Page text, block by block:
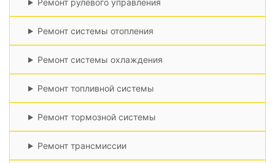
Ремонт рулевого управления
Ремонт системы отопления
Ремонт системы охлаждения
Ремонт топливной системы
Ремонт тормозной системы
Ремонт трансмиссии